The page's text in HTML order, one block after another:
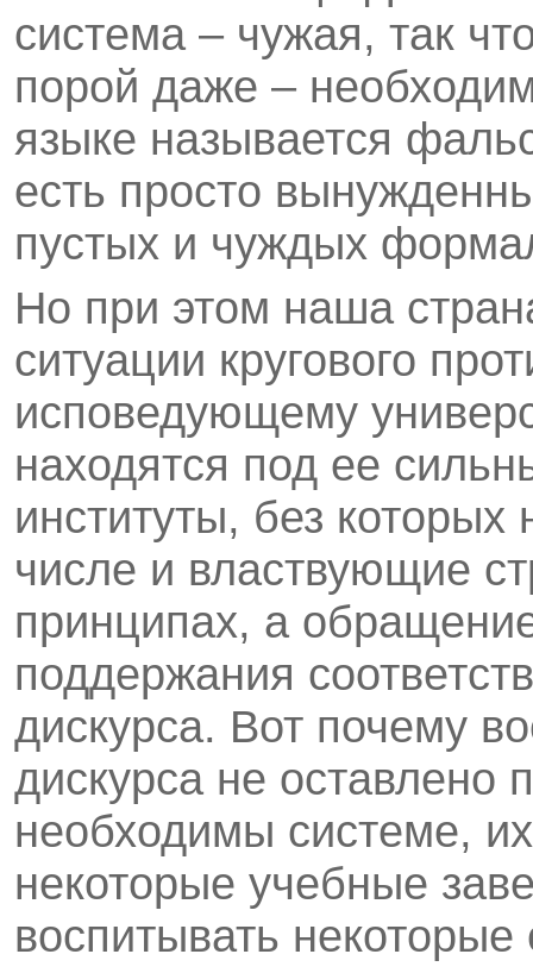
система – чужая, так
порой даже –
языке называется
есть просто
пустых и чуждых
Но при этом наша
ситуации кругового
исповедующему
находятся под ее
институты, без которых
числе и властвующие
принципах, а
поддержания
дискурса. Вот почему
дискурса не оставлено
необходимы системе,
некоторые учебные
воспитывать некоторые